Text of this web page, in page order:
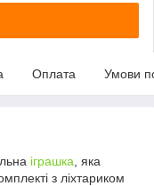
Оплата Умови
іграшка , яка
з ліхтариком